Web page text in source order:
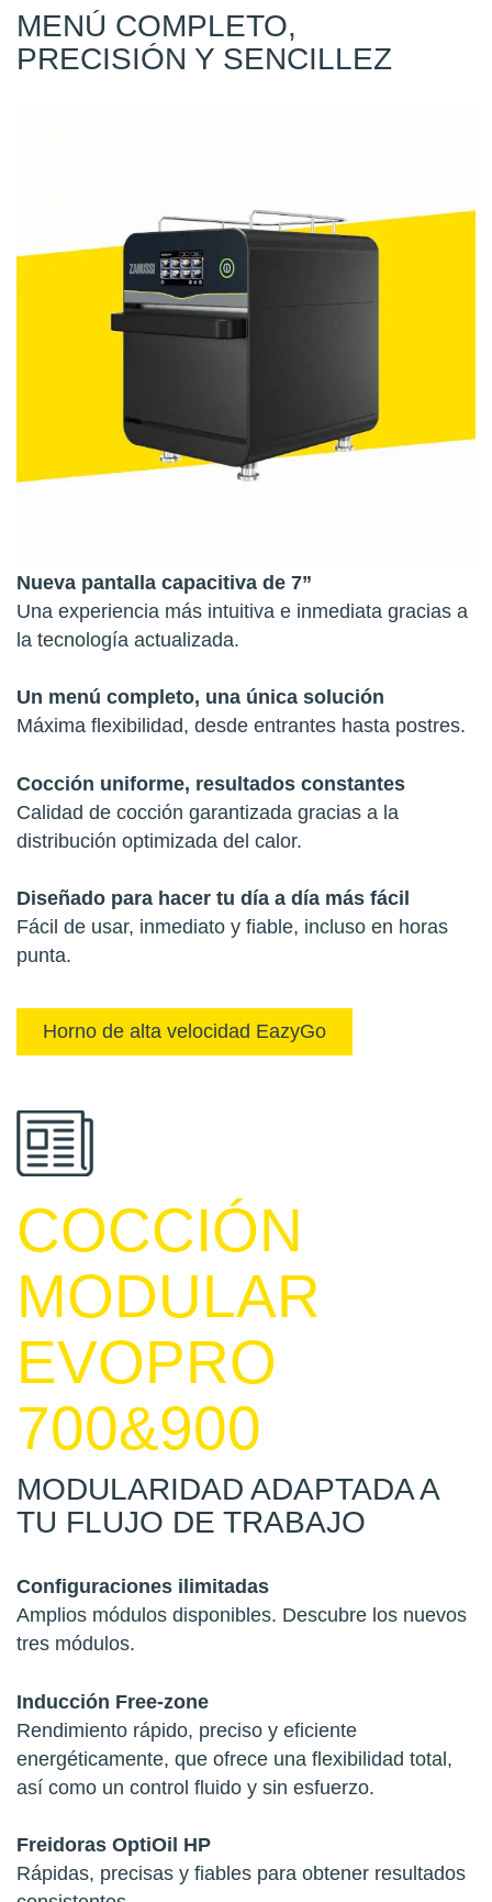
MENÚ COMPLETO,
PRECISIÓN Y SENCILLEZ
Nueva pantalla capacitiva de 7”
Una experiencia más intuitiva e inmediata gracias a
la tecnología actualizada.
Un menú completo, una única solución
Máxima flexibilidad, desde entrantes hasta postres.
Cocción uniforme, resultados constantes
Calidad de cocción garantizada gracias a la
distribución optimizada del calor.
Diseñado para hacer tu día a día más fácil
Fácil de usar, inmediato y fiable, incluso en horas
punta.
Horno de alta velocidad EazyGo
COCCIÓN
MODULAR
EVOPRO
700&900
MODULARIDAD ADAPTADA A
TU FLUJO DE TRABAJO
Configuraciones ilimitadas
Amplios módulos disponibles. Descubre los nuevos
tres módulos.
Inducción Free-zone
Rendimiento rápido, preciso y eficiente
energéticamente, que ofrece una flexibilidad total,
así como un control fluido y sin esfuerzo.
Freidoras OptiOil HP
Rápidas, precisas y fiables para obtener resultados